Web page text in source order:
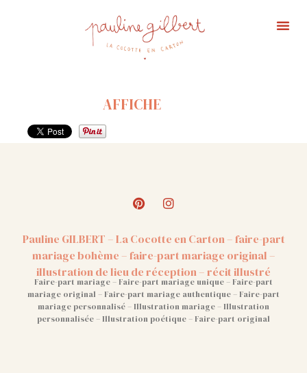
AFFICHE
Pauline GILBERT – La Cocotte en Carton – faire-part
mariage bohème – faire-part mariage original –
illustration de lieu de réception – récit illustré
Faire-part mariage – Faire-part mariage unique – Faire-part
mariage original – Faire-part mariage authentique – Faire-part
mariage personnalisé – Illustration mariage – Illustration
personnalisée – Illustration poétique – Faire-part original